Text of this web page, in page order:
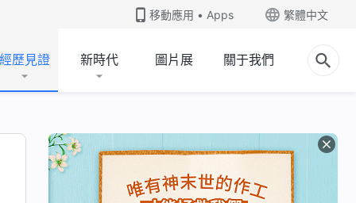
移動應用 • Apps 繁體中文
經歷見證 新時代 圖片展 關于我們